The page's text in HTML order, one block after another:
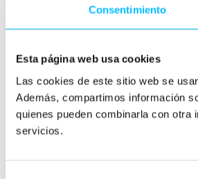
Consentimiento
Esta página web usa cookies
Las cookies de este sitio web se
Además, compartimos información
quienes pueden combinarla con otra
servicios.